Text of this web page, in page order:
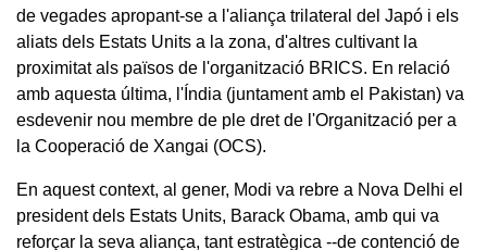
de vegades apropant-se a l'aliança trilateral del Japó i els
aliats dels Estats Units a la zona, d'altres cultivant la
proximitat als països de l'organització BRICS. En relació
amb aquesta última, l'Índia (juntament amb el Pakistan) va
esdevenir nou membre de ple dret de l'Organització per a
la Cooperació de Xangai (OCS).
En aquest context, al gener, Modi va rebre a Nova Delhi el
president dels Estats Units, Barack Obama, amb qui va
reforçar la seva aliança, tant estratègica --de contenció de